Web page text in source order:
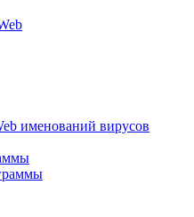
именований вирусов